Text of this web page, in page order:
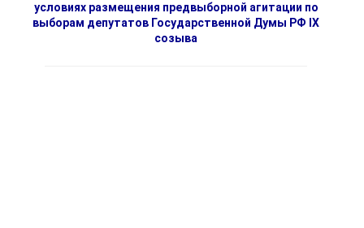
условиях размещения предвыборной агитации по
выборам депутатов Государственной Думы РФ IX
созыва